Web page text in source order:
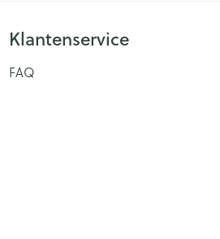
Klantenservice
FAQ